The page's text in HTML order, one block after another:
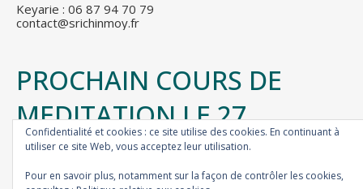
Keyarie : 06 87 94 70 79
contact@srichinmoy.fr
Confidentialité et cookies : ce site utilise des cookies. En continuant à
utiliser ce site Web, vous acceptez leur utilisation.
Pour en savoir plus, notamment sur la façon de contrôler les cookies,
PROCHAIN COURS DE
MEDITATION LE 27
SEPTEMBRE